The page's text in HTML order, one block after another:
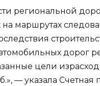
региональной
маршрутах
дорог
цели
— указала Счетная